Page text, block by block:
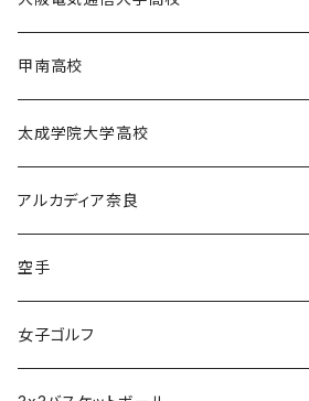
電通高硬式野球部
電通高男子バスケットボール部
甲南高校
甲南高校男子バスケットボール部
甲南高校野球部
太成学院大学高校
太成学院高校男子バスケットボール部
アルカディア奈良
アルカディア奈良 - 公式グッズ -
アルカディア奈良 - ファンクラブ入会 -
空手
橋本大夢
女子ゴルフ